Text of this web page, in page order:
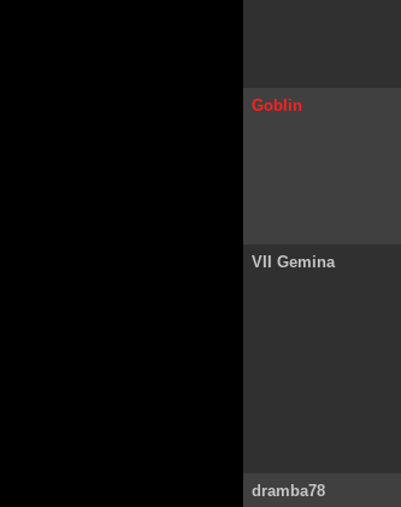
Goblin
VII Gemina
dramba78